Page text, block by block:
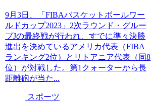
9月3日、「FIBAバスケットボールワー
ルドカップ2023」2次ラウンド・グルー
プJの最終戦が行われ、すでに準々決勝
進出を決めているアメリカ代表（FIBA
ランキング2位）とリトアニア代表（同8
位）が対戦した。第1クォーターから長
距離砲が当た...
スポーツ